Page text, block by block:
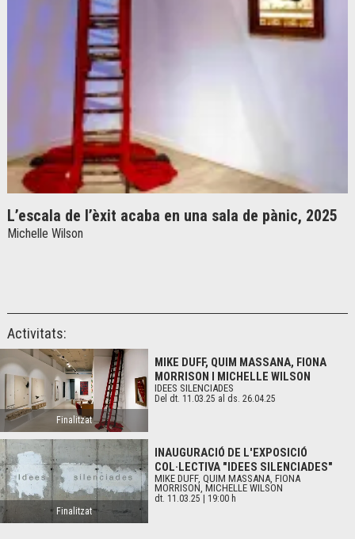
L’escala de l’èxit acaba en una sala de pànic, 2025
Michelle Wilson
Activitats:
Finalitzat
MIKE DUFF, QUIM MASSANA, FIONA
MORRISON I MICHELLE WILSON
IDEES SILENCIADES
Del dt. 11.03.25 al ds. 26.04.25
Finalitzat
INAUGURACIÓ DE L'EXPOSICIÓ
COL·LECTIVA "IDEES SILENCIADES"
MIKE DUFF, QUIM MASSANA, FIONA
MORRISON, MICHELLE WILSON
dt. 11.03.25 19:00 h